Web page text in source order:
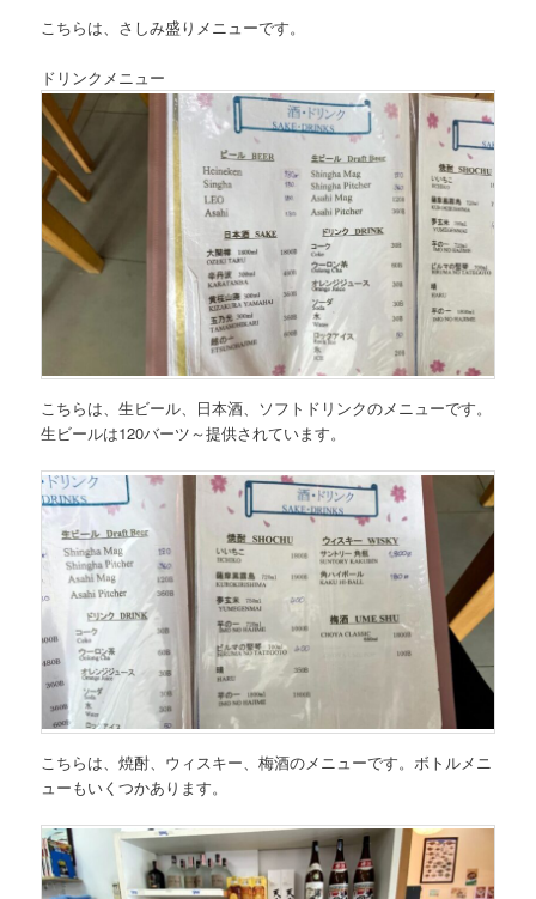
こちらは、 さしみ盛りメニューです。
ドリンクメニュー
こちらは、生ビール、日本酒、ソフトドリンクのメニューです。
生ビールは120バーツ～提供されています。
こちらは、焼酎、ウィスキー、梅酒のメニューです。ボトルメニ
ューもいくつかあります。